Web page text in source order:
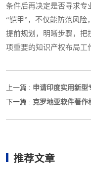
条件后再决定是否寻求专
“铠甲”，不仅能防范风险
提前规划，明晰步骤，把
项重要的知识产权布局工
上一篇 : 申请印度实用新型
下一篇 : 克罗地亚软件著作
推荐文章